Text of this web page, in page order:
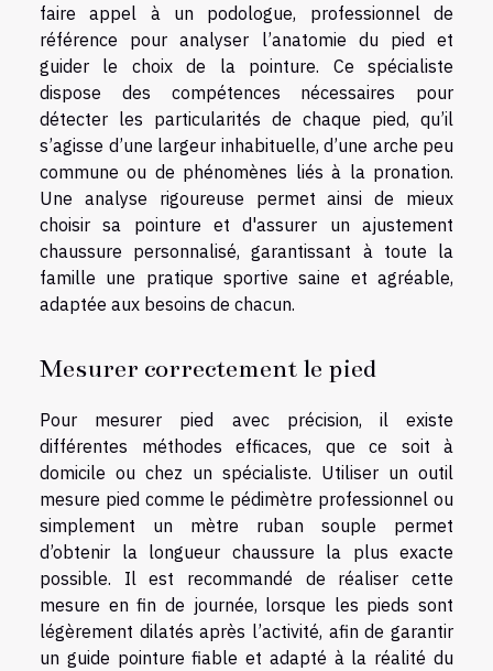
faire appel à un podologue, professionnel de
référence pour analyser l’anatomie du pied et
guider le choix de la pointure. Ce spécialiste
dispose des compétences nécessaires pour
détecter les particularités de chaque pied, qu’il
s’agisse d’une largeur inhabituelle, d’une arche peu
commune ou de phénomènes liés à la pronation.
Une analyse rigoureuse permet ainsi de mieux
choisir sa pointure et d'assurer un ajustement
chaussure personnalisé, garantissant à toute la
famille une pratique sportive saine et agréable,
adaptée aux besoins de chacun.
Mesurer correctement le pied
Pour mesurer pied avec précision, il existe
différentes méthodes efficaces, que ce soit à
domicile ou chez un spécialiste. Utiliser un outil
mesure pied comme le pédimètre professionnel ou
simplement un mètre ruban souple permet
d’obtenir la longueur chaussure la plus exacte
possible. Il est recommandé de réaliser cette
mesure en fin de journée, lorsque les pieds sont
légèrement dilatés après l’activité, afin de garantir
un guide pointure fiable et adapté à la réalité du